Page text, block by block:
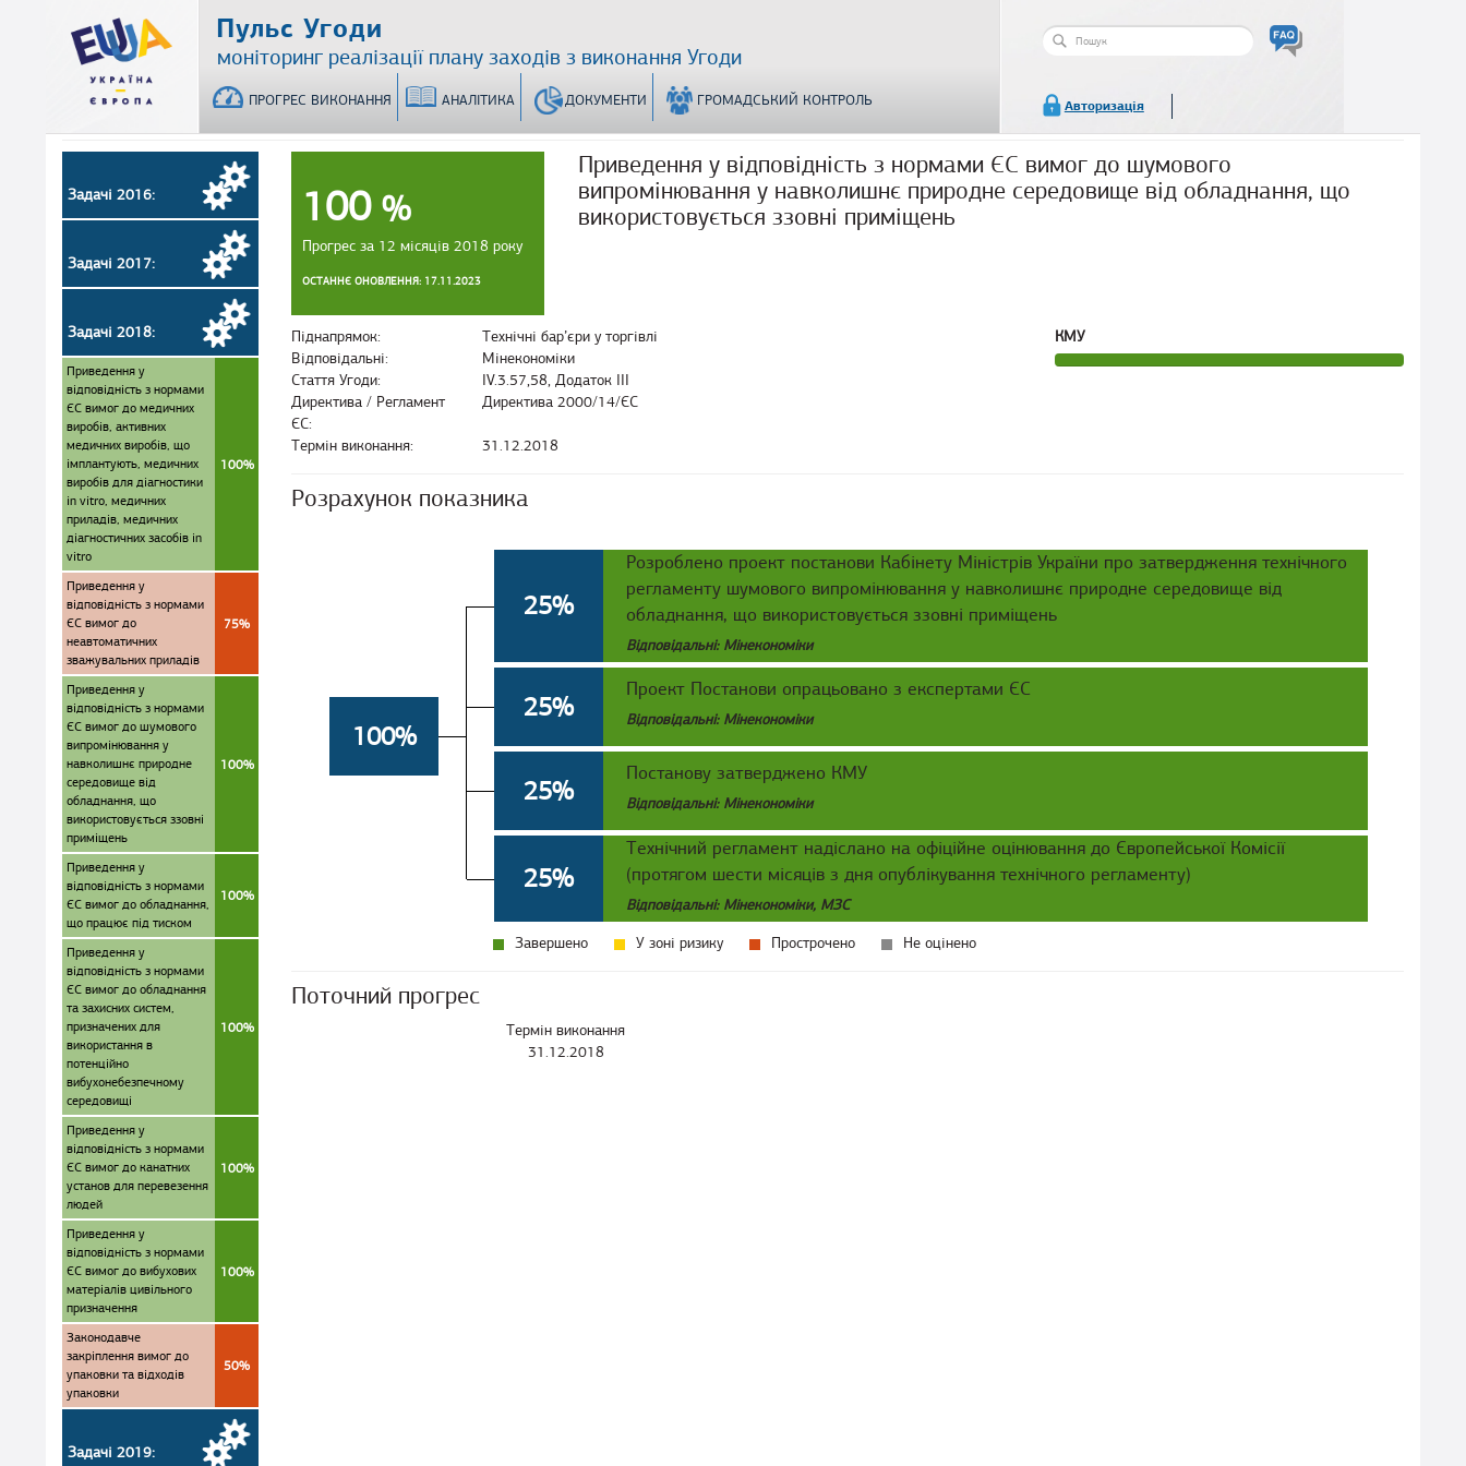
Пульс Угоди
моніторинг реалізації плану заходів з виконання Угоди
ПРОГРЕС ВИКОНАННЯ АНАЛІТИКА ДОКУМЕНТИ ГРОМАДСЬКИЙ КОНТРОЛЬ
Пошукова
Авторизація
100 %
Прогрес за 12 місяців 2018 року
ОСТАННЄ ОНОВЛЕННЯ: 17.11.2023
Приведення у відповідність з нормами ЄС вимог до шумового
випромінювання у навколишнє природне середовище від обладнання, що
використовується ззовні приміщень
Піднапрямок:
Технічні бар’єри у торгівлі
Відповідальні:
Мінекономіки
Стаття Угоди:
IV.3.57,58, Додаток III
Директива / Регламент
ЄС:
Директива 2000/14/ЄС
Термін виконання: 31.12.2018
КМУ
Розрахунок показника
100%
25%
Розроблено проект постанови Кабінету Міністрів України про затвердження технічного
регламенту шумового випромінювання у навколишнє природне середовище від
обладнання, що використовується ззовні приміщень
Відповідальні: Мінекономіки
25%
Проект Постанови опрацьовано з експертами ЄС
Відповідальні: Мінекономіки
25%
Постанову затверджено КМУ
Відповідальні: Мінекономіки
25%
Технічний регламент надіслано на офіційне оцінювання до Європейської Комісії
(протягом шести місяців з дня опублікування технічного регламенту)
Відповідальні: Мінекономіки, МЗС
Завершено У зоні ризику Прострочено Не оцінено
Поточний прогрес
Термін виконання
31.12.2018
Задачі 2016:
Задачі 2017:
Задачі 2018:
Приведення у
відповідність з нормами
ЄС вимог до медичних
виробів, активних
медичних виробів, що
імплантують, медичних
виробів для діагностики
in vitro, медичних
приладів, медичних
діагностичних засобів in
vitro
100%
Приведення у
відповідність з нормами
ЄС вимог до
неавтоматичних
зважувальних приладів
75%
Приведення у
відповідність з нормами
ЄС вимог до шумового
випромінювання у
навколишнє природне
середовище від
обладнання, що
використовується ззовні
приміщень
100%
Приведення у
відповідність з нормами
ЄС вимог до обладнання,
що працює під тиском
100%
Приведення у
відповідність з нормами
ЄС вимог до обладнання
та захисних систем,
призначених для
використання в
потенційно
вибухонебезпечному
середовищі
100%
Приведення у
відповідність з нормами
ЄС вимог до канатних
установ для перевезення
людей
100%
Приведення у
відповідність з нормами
ЄС вимог до вибухових
матеріалів цивільного
призначення
100%
Законодавче
закріплення вимог до
упаковки та відходів
упаковки
50%
Задачі 2019: